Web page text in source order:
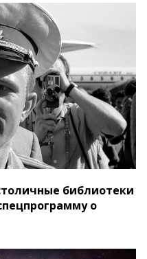
библиотеки
о